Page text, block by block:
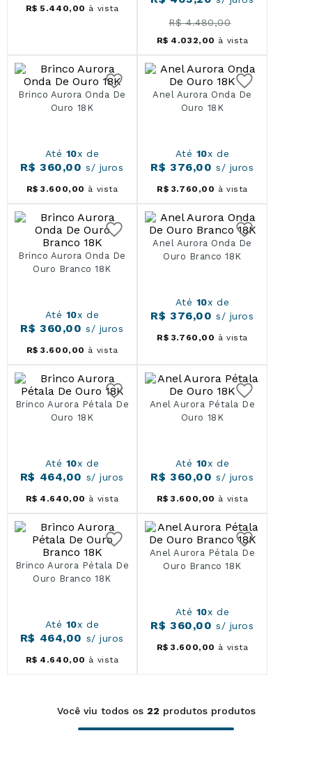
R$ 5 .440, 00 à vista
R$ 4.480,00
R$ 4 .032, 00 à vista
Brinco Aurora Onda De
Ouro 18K
Até 10x de
R$ 360,00 s/ juros
R$ 3 .600, 00 à vista
Anel Aurora Onda De
Ouro 18K
Até 10x de
R$ 376,00 s/ juros
R$ 3.760 ,00 à vista
Brinco Aurora Onda De
Ouro Branco 18K
Até 10x de
R$ 360,00 s/ juros
R$ 3 .600, 00 à vista
Anel Aurora Onda De
Ouro Branco 18K
Até 10x de
R$ 376,00 s/ juros
R$ 3.760 ,00 à vista
Brinco Aurora Pétala De
Ouro 18K
Até 10x de
R$ 464,00 s/ juros
R$ 4 .640, 00 à vista
Anel Aurora Pétala De
Ouro 18K
Até 10x de
R$ 360,00 s/ juros
R$ 3 .600, 00 à vista
Brinco Aurora Pétala De
Ouro Branco 18K
Até 10x de
R$ 464,00 s/ juros
R$ 4 .640, 00 à vista
Anel Aurora Pétala De
Ouro Branco 18K
Até 10x de
R$ 360,00 s/ juros
R$ 3 .600, 00 à vista
Você viu todos os 22 produtos